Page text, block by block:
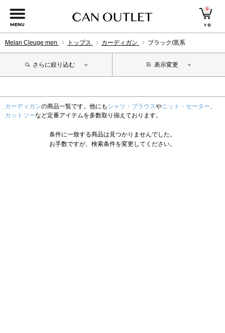
MENU
0
￥0
Melan Cleuge men トップス カーディガン ブラック/黒系
さらに絞り込む 表示変更
カーディガンの商品一覧です。他にも シャツ・ブラウスやニット・セーター、
カットソーなど定番アイテムを多数取り揃えております。
条件に一致する商品は見つかりませんでした。
お手数ですが、検索条件を変更してください。